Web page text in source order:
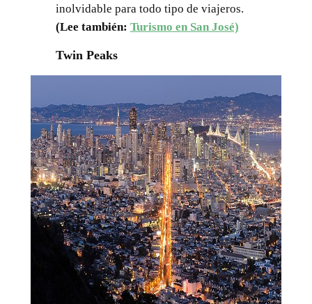
inolvidable para todo tipo de viajeros.
(Lee también: Turismo en San José)
Twin Peaks